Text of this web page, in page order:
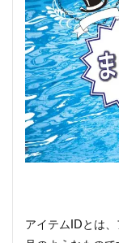
アイテムIDとは